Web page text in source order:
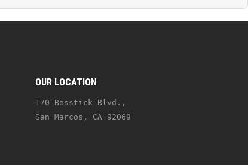
OUR LOCATION
170 Bosstick Blvd.,
San Marcos, CA 92069